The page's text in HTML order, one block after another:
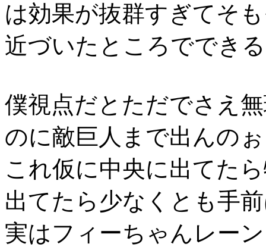
は効果が抜群すぎてそ
近づいたところででき
僕視点だとただでさえ
のに敵巨人まで出んの
これ仮に中央に出てた
出てたら少なくとも手
実はフィーちゃんレー